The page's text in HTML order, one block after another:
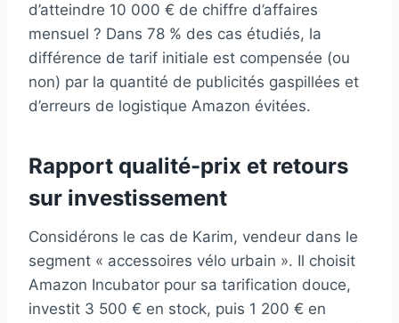
d’atteindre 10 000 € de chiffre d’affaires
mensuel ? Dans 78 % des cas étudiés, la
différence de tarif initiale est compensée (ou
non) par la quantité de publicités gaspillées et
d’erreurs de logistique Amazon évitées.
Rapport qualité-prix et retours
sur investissement
Considérons le cas de Karim, vendeur dans le
segment « accessoires vélo urbain ». Il choisit
Amazon Incubator pour sa tarification douce,
investit 3 500 € en stock, puis 1 200 € en